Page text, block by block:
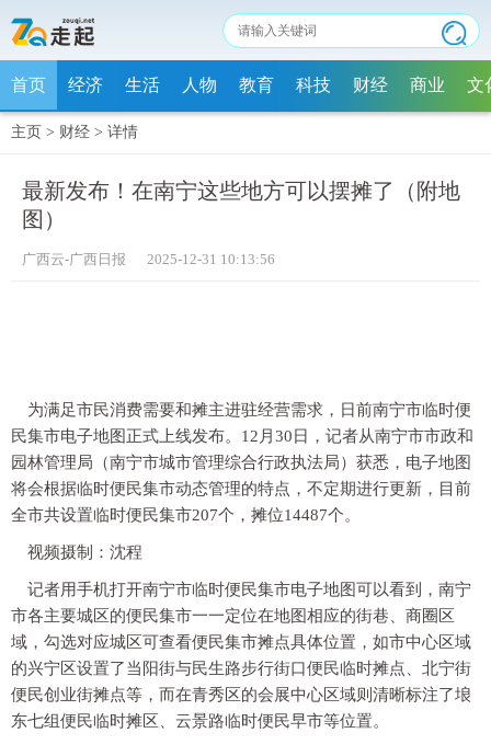
首页 经济 生活 人物 教育 科技 财经 商业 文
主页 > 财经 > 详情
最新发布！在南宁这些地方可以摆摊了（附地
图）
广西云-广西日报 2025-12-31 10:13:56
为满足市民消费需要和摊主进驻经营需求，日前南宁市临时便
民集市电子地图正式上线发布。12月30日，记者从南宁市市政和
园林管理局（南宁市城市管理综合行政执法局）获悉，电子地图
将会根据临时便民集市动态管理的特点，不定期进行更新，目前
全市共设置临时便民集市207个，摊位14487个。
视频摄制：沈程
记者用手机打开南宁市临时便民集市电子地图可以看到，南宁
市各主要城区的便民集市一一定位在地图相应的街巷、商圈区
域，勾选对应城区可查看便民集市摊点具体位置，如市中心区域
的兴宁区设置了当阳街与民生路步行街口便民临时摊点、北宁街
便民创业街摊点等，而在青秀区的会展中心区域则清晰标注了埌
东七组便民临时摊区、云景路临时便民早市等位置。